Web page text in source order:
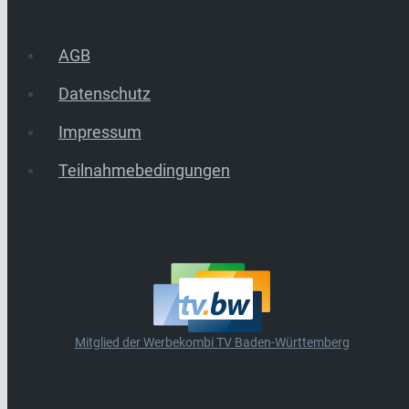
AGB
Datenschutz
Impressum
Teilnahmebedingungen
Mitglied der Werbekombi TV Baden-Württemberg